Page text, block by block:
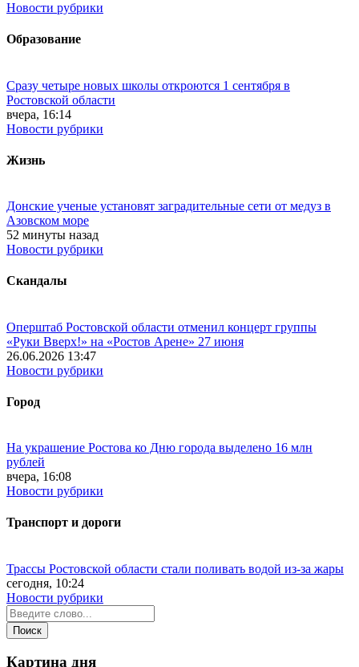
Новости рубрики
Образование
Сразу четыре новых школы откроются 1 сентября в
Ростовской области
вчера, 16:14
Новости рубрики
Жизнь
Донские ученые установят заградительные сети от медуз в
Азовском море
52 минуты назад
Новости рубрики
Скандалы
Оперштаб Ростовской области отменил концерт группы
«Руки Вверх!» на «Ростов Арене» 27 июня
26.06.2026 13:47
Новости рубрики
Город
На украшение Ростова ко Дню города выделено 16 млн
рублей
вчера, 16:08
Новости рубрики
Транспорт и дороги
Трассы Ростовской области стали поливать водой из-за жары
сегодня, 10:24
Новости рубрики
Картина дня